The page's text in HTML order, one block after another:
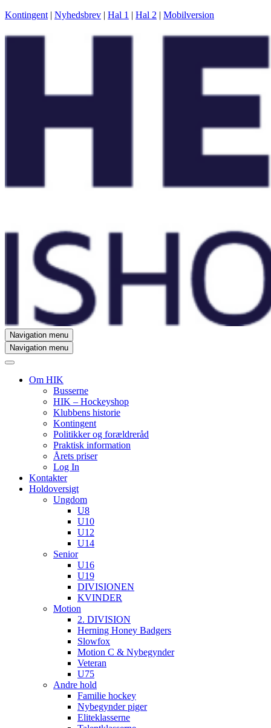
Kontingent | Nyhedsbrev | Hal 1 | Hal 2 | Mobilversion
Navigation menu
Navigation menu
Om HIK
Busserne
HIK – Hockeyshop
Klubbens historie
Kontingent
Politikker og forældreråd
Praktisk information
Årets priser
Log In
Kontakter
Holdoversigt
Ungdom
U8
U10
U12
U14
Senior
U16
U19
DIVISIONEN
KVINDER
Motion
2. DIVISION
Herning Honey Badgers
Slowfox
Motion C & Nybegynder
Veteran
U75
Andre hold
Familie hockey
Nybegynder piger
Eliteklasserne